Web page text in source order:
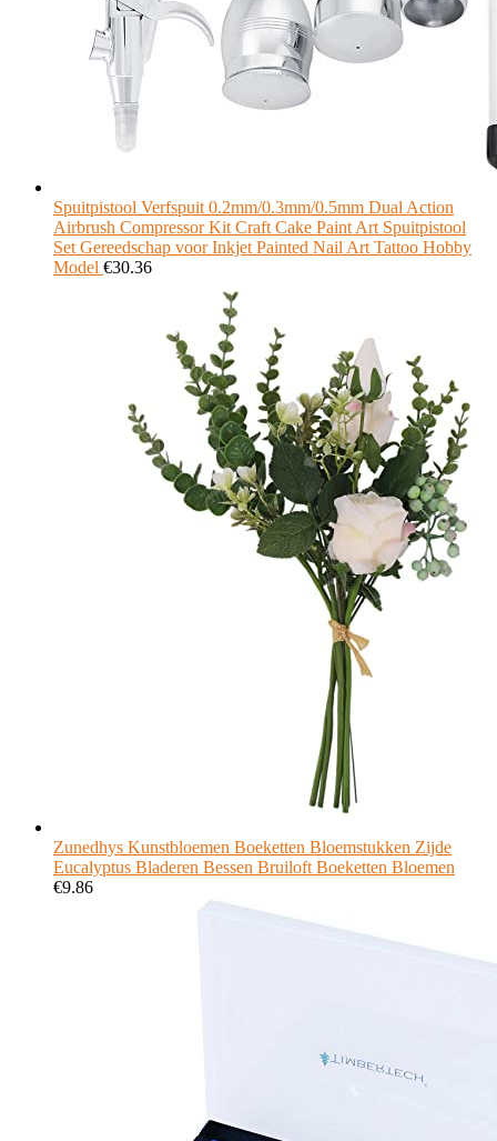
Spuitpistool Verfspuit 0.2mm/0.3mm/0.5mm Dual Action
Airbrush Compressor Kit Craft Cake Paint Art Spuitpistool
Set Gereedschap voor Inkjet Painted Nail Art Tattoo Hobby
Model €30.36
Zunedhys Kunstbloemen Boeketten Bloemstukken Zijde
Eucalyptus Bladeren Bessen Bruiloft Boeketten Bloemen
€9.86